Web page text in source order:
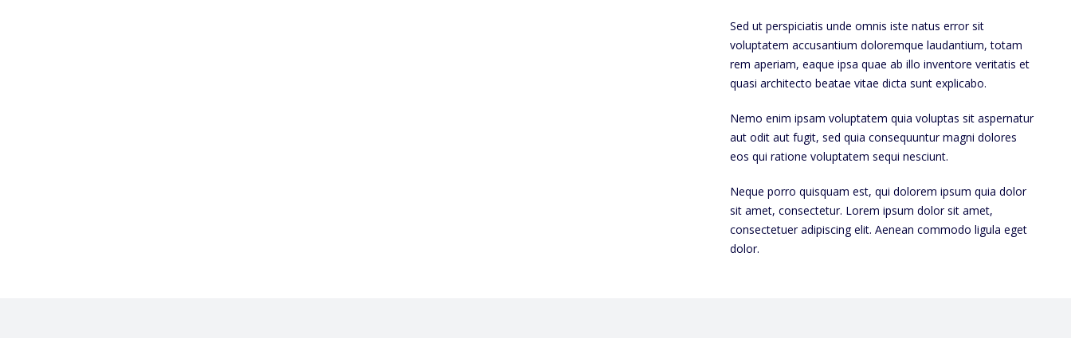
Sed ut perspiciatis unde omnis iste natus error sit
voluptatem accusantium doloremque laudantium, totam
rem aperiam, eaque ipsa quae ab illo inventore veritatis et
quasi architecto beatae vitae dicta sunt explicabo.
Nemo enim ipsam voluptatem quia voluptas sit aspernatur
aut odit aut fugit, sed quia consequuntur magni dolores
eos qui ratione voluptatem sequi nesciunt.
Neque porro quisquam est, qui dolorem ipsum quia dolor
sit amet, consectetur. Lorem ipsum dolor sit amet,
consectetuer adipiscing elit. Aenean commodo ligula eget
dolor.